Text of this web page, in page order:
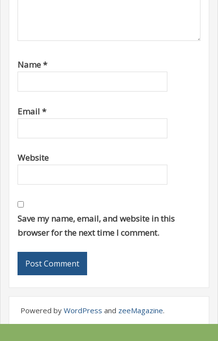
Name*
Email *
Website
Save my name, email, and website in this
browser for the next time I comment.
Powered by WordPress and zeeMagazine.